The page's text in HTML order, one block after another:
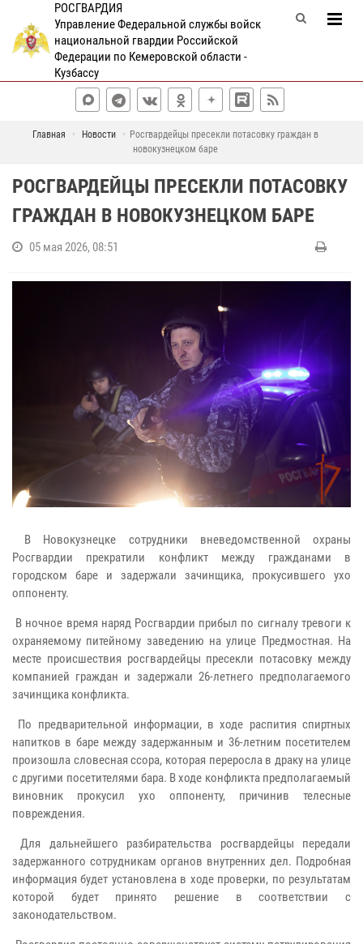
РОСГВАРДИЯ
Управление Федеральной службы войск
национальной гвардии Российской
Федерации по Кемеровской области -
Кузбассу
Главная Новости
Росгвардейцы пресекли потасовку граждан в
новокузнецком баре
РОСГВАРДЕЙЦЫ ПРЕСЕКЛИ ПОТАСОВКУ
ГРАЖДАН В НОВОКУЗНЕЦКОМ БАРЕ
05 мая 2026, 08:51
В Новокузнецке сотрудники вневедомственной охраны
Росгвардии прекратили конфликт между гражданами в
городском баре и задержали зачинщика, прокусившего ухо
оппоненту.
В ночное время наряд Росгвардии прибыл по сигналу тревоги к
охраняемому питейному заведению на улице Предмостная. На
месте происшествия росгвардейцы пресекли потасовку между
компанией граждан и задержали 26-летнего предполагаемого
зачинщика конфликта.
По предварительной информации, в ходе распития спиртных
напитков в баре между задержанным и 36-летним посетителем
произошла словесная ссора, которая переросла в драку на улице
с другими посетителями бара. В ходе конфликта предполагаемый
виновник прокусил ухо оппоненту, причинив телесные
повреждения.
Для дальнейшего разбирательства росгвардейцы передали
задержанного сотрудникам органов внутренних дел. Подробная
информация будет установлена в ходе проверки, по результатам
которой будет принято решение в соответствии с
законодательством.